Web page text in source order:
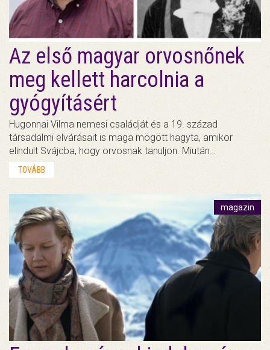
Az első magyar orvosnőnek
meg kellett harcolnia a
gyógyításért
Hugonnai Vilma nemesi családját és a 19. század
társadalmi elvárásait is maga mögött hagyta, amikor
elindult Svájcba, hogy orvosnak tanuljon. Miután…
TOVÁBB
magazin